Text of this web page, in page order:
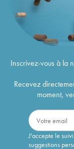
Inscrivez-vous à la
Recevez
moment,
J'accepte le
suggestions